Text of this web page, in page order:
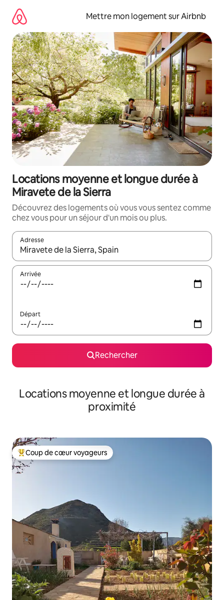
directement
contenu
Mettre mon logement sur Airbnb
Locations moyenne et longue durée à
Miravete de la Sierra
Découvrez des logements où vous vous sentez comme
chez vous pour un séjour d'un mois ou plus.
Adresse
Lorsque les résultats s'affichent, utilisez les flèches vers le
Arrivée
Départ
Rechercher
Locations moyenne et longue durée à
proximité
Coups de cœur voyageurs les plus appréciés
Coup de cœur voyageurs